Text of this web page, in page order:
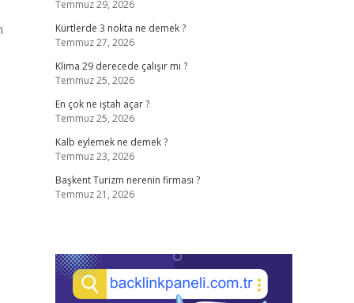
Temmuz 29, 2026
Kürtlerde 3 nokta ne demek ?
Temmuz 27, 2026
Klima 29 derecede çalışır mı ?
Temmuz 25, 2026
En çok ne iştah açar ?
Temmuz 25, 2026
Kalb eylemek ne demek ?
Temmuz 23, 2026
Başkent Turizm nerenin firması ?
Temmuz 21, 2026